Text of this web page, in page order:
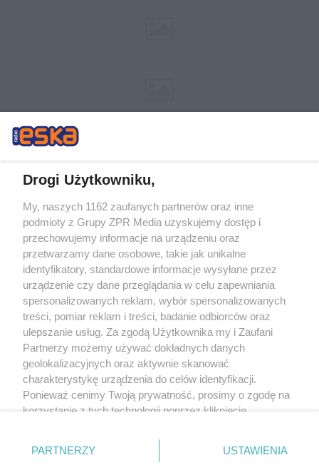
Żaden utwór zamieszczony w serwisie nie może być powielany i
rozpowszechniany lub dalej rozpowszechniany w jakikolwiek sposób (w
tym także elektroniczny lub mechaniczny) na jakimkolwiek polu
eksploatacji w jakiejkolwiek formie, włącznie z umieszczaniem w Internecie
bez pisemnej zgody właściciela praw. Jakiekolwiek użycie lub
wykorzystanie utworów w całości lub w części z naruszeniem prawa, tzn.
bez właściwej zgody, jest zabronione pod groźbą kary i może być ścigane
prawnie.
O nas
Drogi Użytkowniku,
My, naszych 1162 zaufanych partnerów oraz inne
podmioty z Grupy ZPR Media uzyskujemy dostęp i
przechowujemy informacje na urządzeniu oraz
przetwarzamy dane osobowe, takie jak unikalne
identyfikatory, standardowe informacje wysyłane przez
urządzenie czy dane przeglądania w celu zapewniania
spersonalizowanych reklam, wybór spersonalizowanych
treści, pomiar reklam i treści, badanie odbiorców oraz
ulepszanie usług. Za zgodą Użytkownika my i Zaufani
Partnerzy możemy używać dokładnych danych
geolokalizacyjnych oraz aktywnie skanować
charakterystykę urządzenia do celów identyfikacji.
Ponieważ cenimy Twoją prywatność, prosimy o zgodę na
korzystanie z tych technologii poprzez kliknięcie
zmienić/wycofać klikając przycisk ustawień prywatności
znajdujący się w lewym dolnym rogu strony
PARTNERZY USTAWIENIA